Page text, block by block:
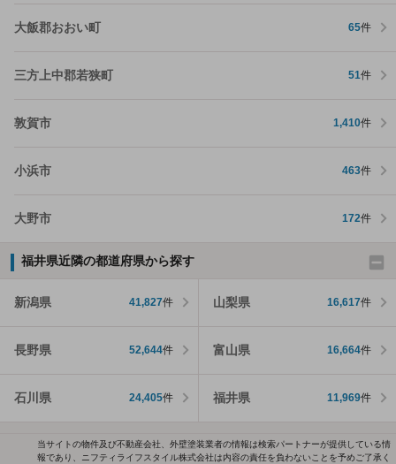
大飯郡おおい町 65件
三方上中郡若狭町 51件
敦賀市 1,410件
小浜市 463件
大野市 172件
福井県近隣の都道府県から探す
新潟県 41,827件 山梨県 16,617件
長野県 52,644件 富山県 16,664件
石川県 24,405件 福井県 11,969件
当サイトの物件及び不動産会社、外壁塗装業者の情報は検索パートナーが提供している情
報であり、ニフティライフスタイル株式会社は内容の責任を負わないことを予めご了承く